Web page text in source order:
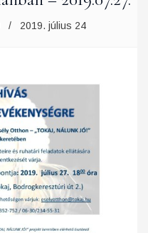
2019. július 24